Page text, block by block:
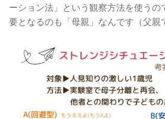
ーション法」という観察方法を使う
要となるのも「母親」なんです（父親